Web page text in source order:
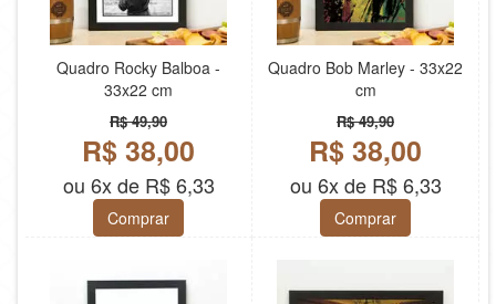
Quadro Rocky Balboa -
33x22 cm
R$ 49,90
R$ 38,00
ou 6x de R$ 6,33
Comprar
Quadro Bob Marley - 33x22
cm
R$ 49,90
R$ 38,00
ou 6x de R$ 6,33
Comprar